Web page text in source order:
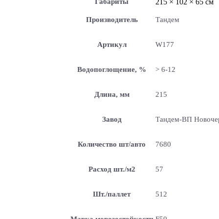
Габариты 215 × 102 × 65 см
Производитель Тандем
Артикул W177
Водопоглощение, % > 6-12
Длина, мм 215
Завод Тандем-ВП
Количество шт/авто 7680
Расход шт./м2 57
Шт./паллет 512